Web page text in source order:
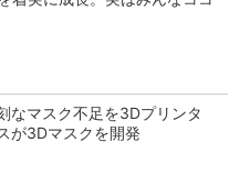
なマスク不足を3Dプリンタ
が3Dマスクを開発